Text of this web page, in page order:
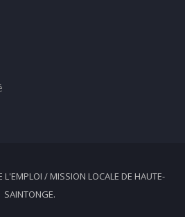
/ MISSION LOCALE DE HAUTE-
SAINTONGE.